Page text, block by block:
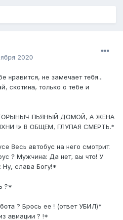
2020
нравится, не замечает тебя...
скотина, только о тебе и
ПЬЯНЫЙ ДОМОЙ, А ЖЕНА
!» В ОБЩЕМ, ГЛУПАЯ СМЕРТЬ.*
Весь автобус на него смотрит.
? Мужчина: Да нет, вы что! У
Ну, слава Богу!*
?*
? Брось ее ! (ответ УБИЛ)*
авиации ? !*